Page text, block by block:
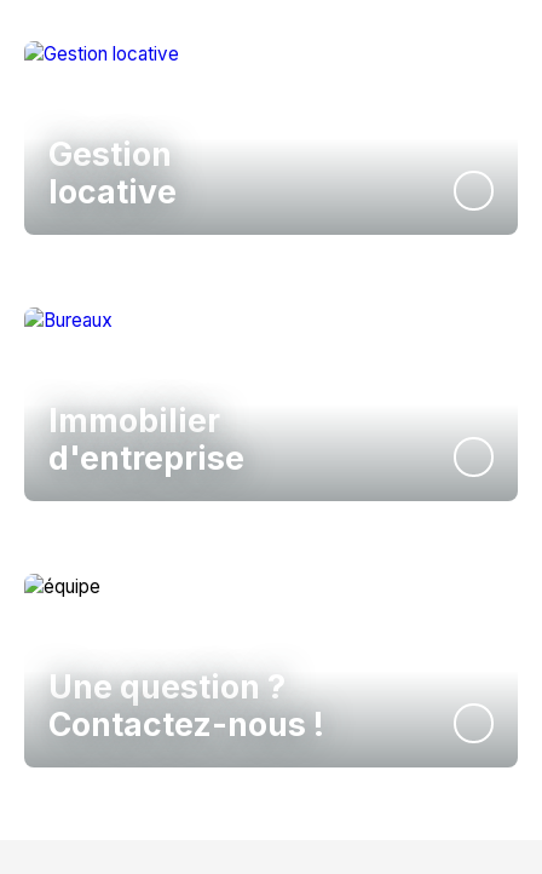
Gestion
locative
Immobilier
d'entreprise
Une question ?
Contactez-nous !